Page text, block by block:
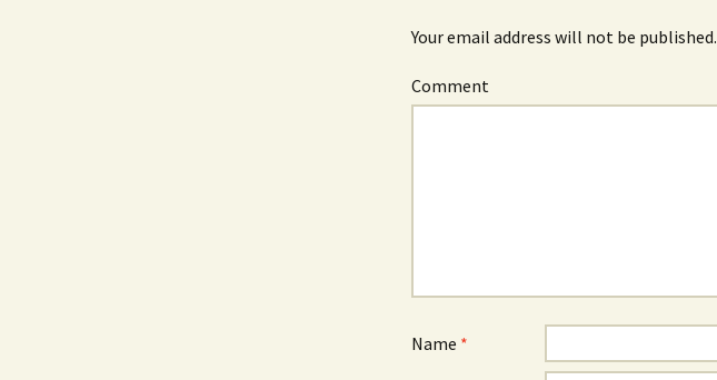
Your email address will not be published.
Comment
Name *